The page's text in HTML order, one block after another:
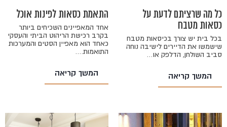
כל מה שרציתם לדעת על
כסאות מטבח
בכל בית יש צורך בכיסאות מטבח
שישמשו את הדיירים לישיבה נוחה
סביב השולחן, הדלפק או…
המשך קריאה
התאמת כסאות לפינות אוכל
אחד המאפיינים השכיחים ביותר
בקרב רכישת הריהוט הביתי והעסקי
כאחד הוא מאפיין הסטים והמערכות
התואמות.…
המשך קריאה